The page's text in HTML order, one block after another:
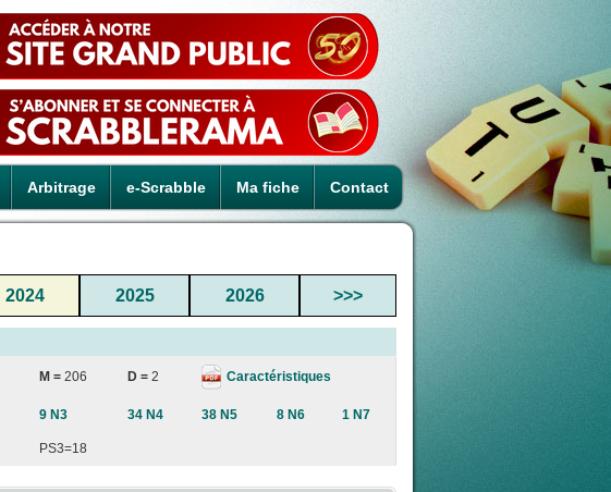
Arbitrage e-Scrabble Ma fiche Contact
2024 2025 2026 >>>
M = 206 D = 2 Caractéristiques
9 N3 34 N4 38 N5 8 N6 1 N7
PS3=18